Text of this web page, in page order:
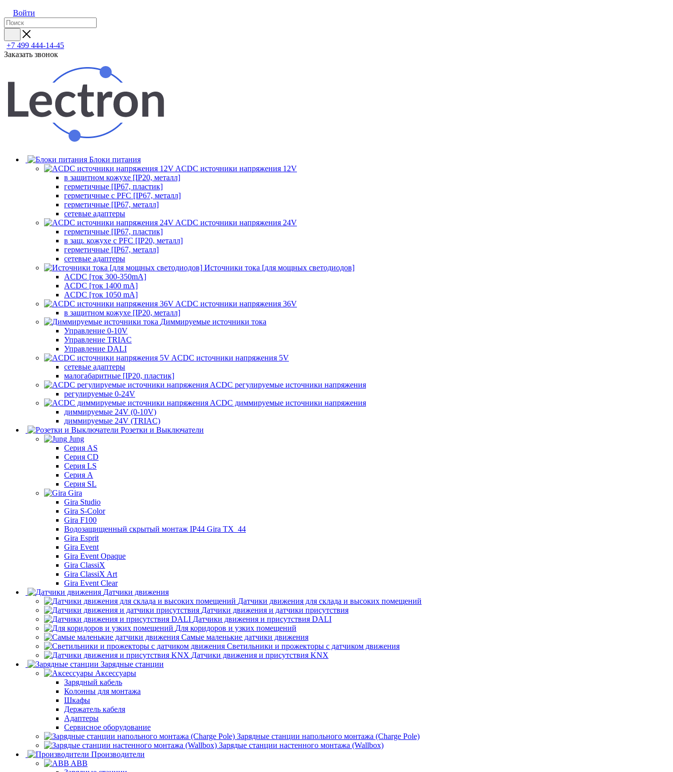
Войти
+7 499 444-14-45
Заказать звонок
Блоки питания
ACDC источники напряжения 12V
в защитном кожухе [IP20, металл]
герметичные [IP67, пластик]
герметичные с PFC [IP67, металл]
герметичные [IP67, металл]
сетевые адаптеры
ACDC источники напряжения 24V
герметичные [IP67, пластик]
в защ. кожухе с PFC [IP20, металл]
герметичные [IP67, металл]
сетевые адаптеры
Источники тока [для мощных светодиодов]
ACDC [ток 300-350mA]
ACDC [ток 1400 mA]
ACDC [ток 1050 mA]
ACDC источники напряжения 36V
в защитном кожухе [IP20, металл]
Диммируемые источники тока
Управление 0-10V
Управление TRIAC
Управление DALI
ACDC источники напряжения 5V
сетевые адаптеры
малогабаритные [IP20, пластик]
ACDC регулируемые источники напряжения
регулируемые 0-24V
ACDC диммируемые источники напряжения
диммируемые 24V (0-10V)
диммируемые 24V (TRIAC)
Розетки и Выключатели
Jung
Серия AS
Серия CD
Серия LS
Серия A
Серия SL
Gira
Gira Studio
Gira S-Color
Gira F100
Водозащищенный скрытый монтаж IP44 Gira TX_44
Gira Esprit
Gira Event
Gira Event Opaque
Gira ClassiX
Gira ClassiX Art
Gira Event Clear
Датчики движения
Датчики движения для склада и высоких помещений
Датчики движения и датчики присутствия
Датчики движения и присутствия DALI
Для коридоров и узких помещений
Самые маленькие датчики движения
Светильники и прожекторы с датчиком движения
Датчики движения и присутствия KNX
Зарядные станции
Аксессуары
Зарядный кабель
Колонны для монтажа
Шкафы
Держатель кабеля
Адаптеры
Сервисное оборудование
Зарядные станции напольного монтажа (Charge Pole)
Зарядые станции настенного монтажа (Wallbox)
Производители
ABB